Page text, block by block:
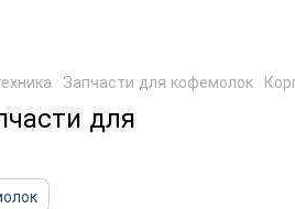
Запчасти для кофемолок
для